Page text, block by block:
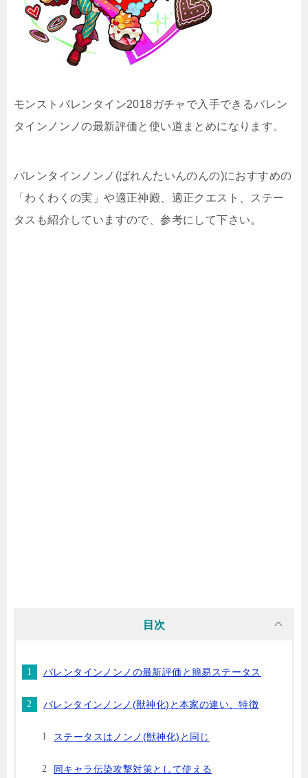
モンストバレンタイン2018ガチャで入手できるバレン
タインノンノの最新評価と使い道まとめになります。
バレンタインノンノ(ばれんたいんのんの)におすすめの
「わくわくの実」や適正神殿、適正クエスト、ステー
タスも紹介していますので、参考にして下さい。
目次
バレンタインノンノの最新評価と簡易ステータス
バレンタインノンノ(獣神化)と本家の違い、特徴
ステータスはノンノ(獣神化)と同じ
同キャラ伝染攻撃対策として使える